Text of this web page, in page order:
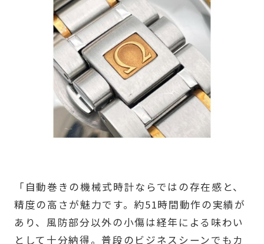
「自動巻きの機械式時計ならではの存在感と、
精度の高さが魅力です。約51時間動作の実績が
あり、風防部分以外の小傷は経年による味わい
として十分納得。普段のビジネスシーンでもカ